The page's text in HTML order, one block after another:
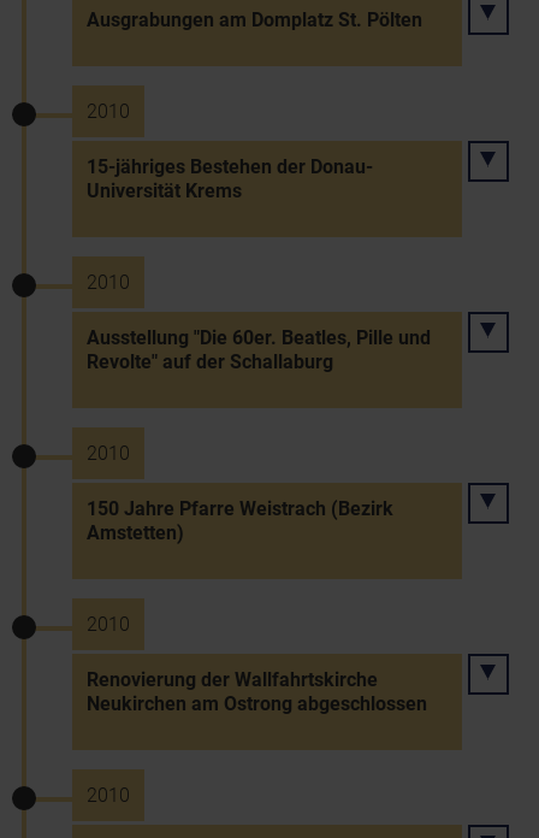
Ausgrabungen am Domplatz St. Pölten
2010
15-jähriges Bestehen der Donau-
Universität Krems
2010
Ausstellung "Die 60er. Beatles, Pille und
Revolte" auf der Schallaburg
2010
150 Jahre Pfarre Weistrach (Bezirk
Amstetten)
2010
Renovierung der Wallfahrtskirche
Neukirchen am Ostrong abgeschlossen
2010